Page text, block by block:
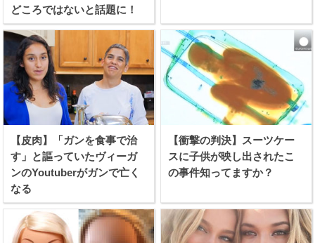
どころではないと話題に！
【皮肉】「ガンを食事で治
す」と謳っていたヴィーガ
ンのYoutuberがガンで亡く
なる
【衝撃の判決】スーツケー
スに子供が映し出されたこ
の事件知ってますか？